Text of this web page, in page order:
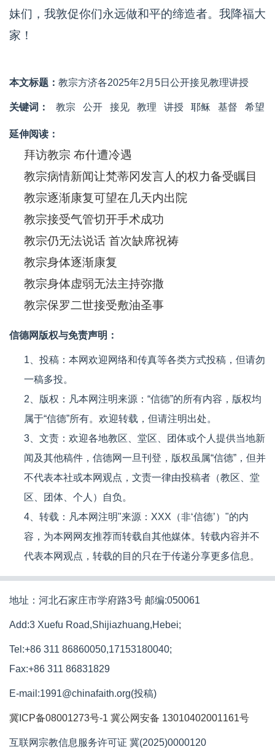
妹们，我敦促你们永远做和平的缔造者。我降福大
家！
本文标题： 教宗方济各2025年2月5日公开接见教理讲授
关键词： 教宗 公开 接见 ​教理 讲授 耶稣 基督 希望
延伸阅读：
拜访教宗 布什遭冷遇
教宗病情新闻让梵蒂冈发言人的权力备受瞩目
教宗逐渐康复可望在几天内出院
教宗接受气管切开手术成功
教宗仍无法说话 首次缺席祝祷
教宗身体逐渐康复
教宗身体虚弱无法主持弥撒
教宗保罗二世接受敷油圣事
信德网版权与免责声明：
1、投稿：本网欢迎网络和传真等各类方式投稿，但请勿
一稿多投。
2、版权：凡本网注明来源：“信德”的所有内容，版权均
属于“信德”所有。欢迎转载，但请注明出处。
3、文责：欢迎各地教区、堂区、团体或个人提供当地新
闻及其他稿件，信德网一旦刊登，版权虽属“信德”，但并
不代表本社或本网观点，文责一律由投稿者（教区、堂
区、团体、个人）自负。
4、转载：凡本网注明"来源：XXX（非‘信德’）"的内
容，为本网网友推荐而转载自其他媒体。转载内容并不
代表本网观点，转载的目的只在于传递分享更多信息。
地址：河北石家庄市学府路3号 邮编:050061
Add:3 Xuefu Road,Shijiazhuang,Hebei;
Tel:+86 311 86860050,17153180040;
Fax:+86 311 86831829
E-mail:1991@chinafaith.org(投稿)
冀ICP备08001273号-1 冀公网安备 13010402001161号
互联网宗教信息服务许可证 冀(2025)0000120